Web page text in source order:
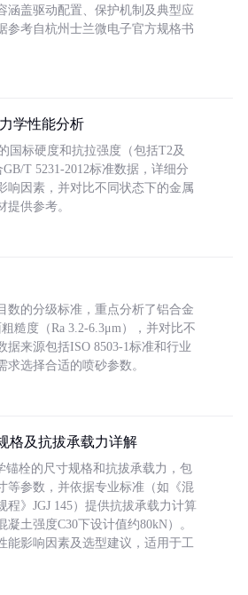
涵盖驱动配置、保护机制及典型应
参考自杭州士兰微电子官方规格书
学性能分析
国标硬度和抗拉强度（包括T2及
T 5231-2012标准数据，详细分
响因素，并对比不同状态下的金属
提供参考。
数的分级标准，重点分析了铝合金
糙度（Ra 3.2-6.3μm），并对比不
据来源包括ISO 8503-1标准和行业
求选择合适的喷砂参数。
格及抗拔承载力详解
锚栓的尺寸规格和抗拔承载力，包
等参数，并依据专业标准（如《混
程》JGJ 145）提供抗拔承载力计算
土强度C30下设计值约80kN）。
能影响因素及选型建议，适用于工